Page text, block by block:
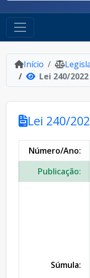
Início
Lei 240/2022
Lei 240/
Número/Ano:
Publicação:
Súmula: